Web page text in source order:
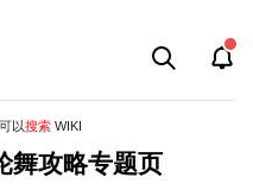
以搜索WIKI
舞攻略专题页